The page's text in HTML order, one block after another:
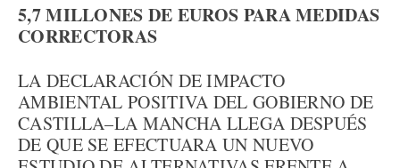
5,7 MILLONES DE EUROS PARA MEDIDAS
CORRECTORAS
LA DECLARACIÓN DE IMPACTO
AMBIENTAL POSITIVA DEL GOBIERNO DE
CASTILLA–LA MANCHA LLEGA DESPUÉS
DE QUE SE EFECTUARA UN NUEVO